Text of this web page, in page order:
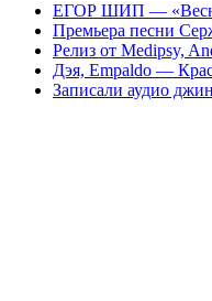
ЕГОР ШИП —
Премьера песни
Релиз от Medipsy,
Дэя, Empaldo —
Записали аудио